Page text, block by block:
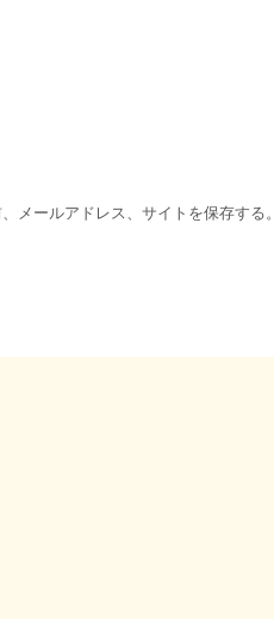
メールアドレス、サイトを保存する。